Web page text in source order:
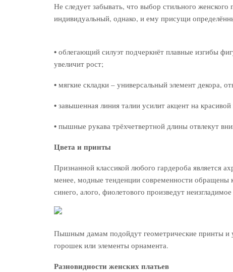
Не следует забывать, что выбор стильного
индивидуальный, однако, и ему присущи
• облегающий силуэт подчеркнёт плавные изгибы
увеличит рост;
• мягкие складки – универсальный элемент декора,
• завышенная линия талии усилит акцент на
• пышные рукава трёхчетвертной длины отвлекут
Цвета и принты
Признанной классикой любого гардероба является
менее, модные тенденции современности обращены
синего, алого, фиолетового произведут
Пышным дамам подойдут геометрические принты и
горошек или элементы орнамента.
Разновидности женских платьев